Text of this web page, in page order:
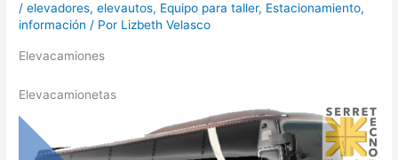
/elevadores,elevautos, Equipo para taller, Estacionamiento,
información / Por Lizbeth Velasco
Elevacamiones
Elevacamionetas